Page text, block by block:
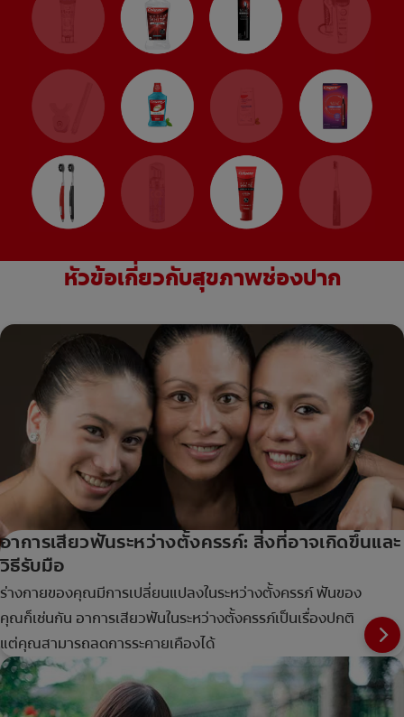
หัวข้อเกี่ยวกับสุขภาพช่องปาก
อาการเสียวฟันระหว่างตั้งครรภ์: สิ่งที่อาจเกิดขึ้นและ
วิธีรับมือ
ร่างกายของคุณมีการเปลี่ยนแปลงในระหว่างตั้งครรภ์ ฟันของ
คุณก็เช่นกัน อาการเสียวฟันในระหว่างตั้งครรภ์เป็นเรื่องปกติ
แต่คุณสามารถลดการระคายเคืองได้